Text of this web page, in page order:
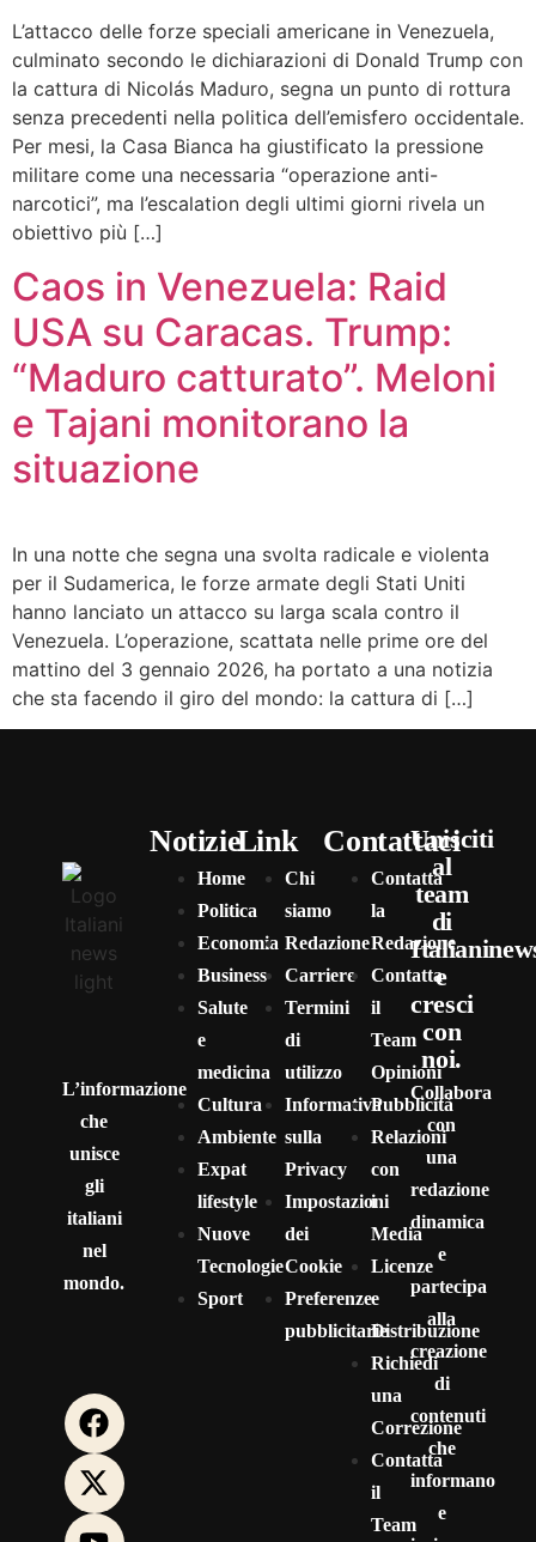
L’attacco delle forze speciali americane in Venezuela,
culminato secondo le dichiarazioni di Donald Trump con
la cattura di Nicolás Maduro, segna un punto di rottura
senza precedenti nella politica dell’emisfero occidentale.
Per mesi, la Casa Bianca ha giustificato la pressione
militare come una necessaria “operazione anti-
narcotici”, ma l’escalation degli ultimi giorni rivela un
obiettivo più […]
Caos in Venezuela: Raid
USA su Caracas. Trump:
“Maduro catturato”. Meloni
e Tajani monitorano la
situazione
In una notte che segna una svolta radicale e violenta
per il Sudamerica, le forze armate degli Stati Uniti
hanno lanciato un attacco su larga scala contro il
Venezuela. L’operazione, scattata nelle prime ore del
mattino del 3 gennaio 2026, ha portato a una notizia
che sta facendo il giro del mondo: la cattura di […]
L’informazione
che
unisce
gli
italiani
nel
mondo.
Notizie
Home
Politica
Economia
Business
Salute
e
medicina
Cultura
Ambiente
Expat
lifestyle
Nuove
Tecnologie
Sport
Link
Chi
siamo
Redazione
Carriere
Termini
di
utilizzo
Informativa
sulla
Privacy
Impostazioni
dei
Cookie
Preferenze
pubblicitarie
Contattaci
Contatta
la
Redazione
Contatta
il
Team
Opinioni
Pubblicità
Relazioni
con
i
Media
Licenze
e
Distribuzione
Richiedi
una
Correzione
Contatta
il
Team
Unisciti
al
team
di
e
cresci
con
noi.
Collabora
con
una
redazione
dinamica
e
partecipa
alla
creazione
di
contenuti
che
informano
e